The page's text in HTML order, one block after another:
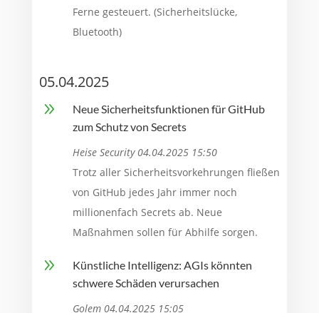
Ferne gesteuert. (Sicherheitslücke,
Bluetooth)
05.04.2025
9
Neue Sicherheitsfunktionen für GitHub
zum Schutz von Secrets
Heise Security 04.04.2025 15:50
Trotz aller Sicherheitsvorkehrungen fließen
von GitHub jedes Jahr immer noch
millionenfach Secrets ab. Neue
Maßnahmen sollen für Abhilfe sorgen.
9
Künstliche Intelligenz: AGIs könnten
schwere Schäden verursachen
Golem 04.04.2025 15:05